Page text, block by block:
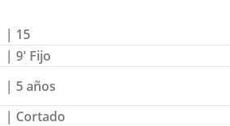
| 15
| 9′ Fijo
| 5 años
| Cortado